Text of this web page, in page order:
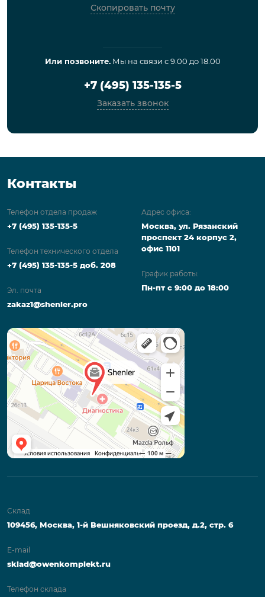
Скопировать почту
Или позвоните.Мы на связи с 9.00 до 18.00
+7 (495) 135-135-5
Заказать звонок
Контакты
Телефон отдела продаж
+7 (495) 135-135-5
Телефон технического отдела
+7 (495) 135-135-5 доб. 208
Эл. почта
zakaz1@shenler.pro
Адрес офиса:
Москва, ул. Рязанский
проспект 24 корпус 2,
офис 1101
График работы:
Пн-пт с 9:00 до 18:00
Склад
109456, Москва, 1-й Вешняковский проезд, д.2, стр. 6
E-mail
sklad@owenkomplekt.ru
Телефон склада